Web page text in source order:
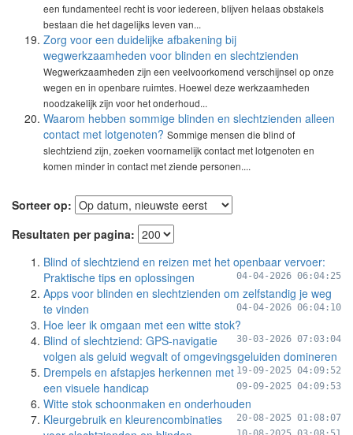
een fundamenteel recht is voor iedereen, blijven helaas obstakels
bestaan die het dagelijks leven van...
Zorg voor een duidelijke afbakening bij
wegwerkzaamheden voor blinden en slechtzienden
Wegwerkzaamheden zijn een veelvoorkomend verschijnsel op onze
wegen en in openbare ruimtes. Hoewel deze werkzaamheden
noodzakelijk zijn voor het onderhoud...
Waarom hebben sommige blinden en slechtzienden alleen
contact met lotgenoten? Sommige mensen die blind of
slechtziend zijn, zoeken voornamelijk contact met lotgenoten en
komen minder in contact met ziende personen....
Sorteer op:
Resultaten per pagina:
Blind of slechtziend en reizen met het openbaar vervoer:
Praktische tips en oplossingen
04-04-2026 06:04:25
Apps voor blinden en slechtzienden om zelfstandig je weg
te vinden
04-04-2026 06:04:10
Hoe leer ik omgaan met een witte stok?
30-03-2026 07:03:04
Blind of slechtziend: GPS-navigatie
volgen als geluid wegvalt of omgevingsgeluiden domineren
19-09-2025 04:09:52
Drempels en afstapjes herkennen met
een visuele handicap
09-09-2025 04:09:53
Witte stok schoonmaken en onderhouden
20-08-2025 01:08:07
Kleurgebruik en kleurencombinaties